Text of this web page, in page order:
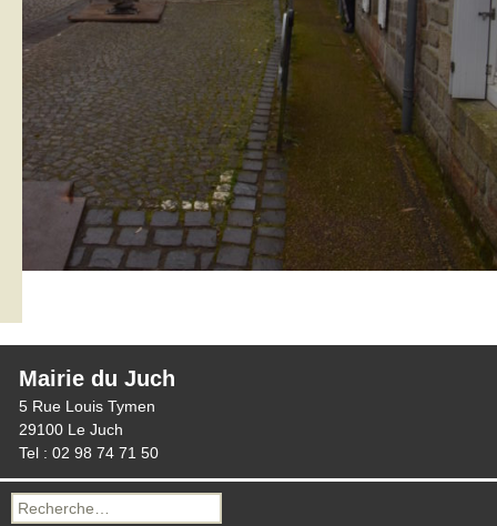
Mairie du Juch
5 Rue Louis Tymen
29100 Le Juch
Tel : 02 98 74 71 50
Recherche